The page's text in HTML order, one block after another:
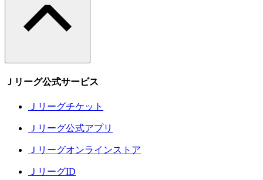
Ｊリーグ公式サービス
Ｊリーグチケット
Ｊリーグ公式アプリ
Ｊリーグオンラインストア
ＪリーグID